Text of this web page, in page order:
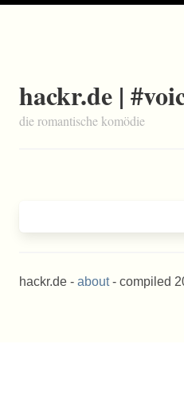
hackr.de |
die romantische komödie
hackr.de - about- compiled